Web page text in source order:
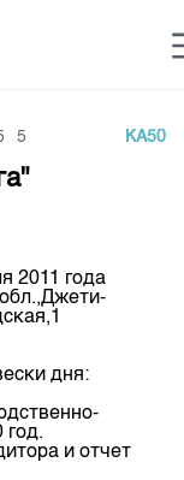
5
2011 года
дня:
год.
и отчет